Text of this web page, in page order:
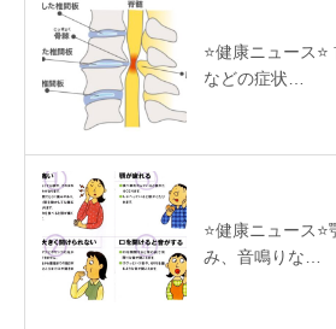
⭐️健康ニュース
などの症状…
⭐️健康ニュース
み、音鳴りな…